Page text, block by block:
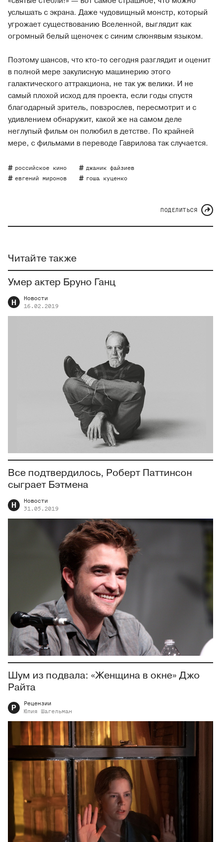
услышать с экрана. Даже чудовищный монстр, который
угрожает существованию Вселенной, выглядит как
огромный белый щеночек с синим слюнявым языком.
Поэтому шансов, что кто-то сегодня разглядит и оценит
в полной мере закулисную машинерию этого
галактического аттракциона, не так уж велики. И не
самый плохой исход для проекта, если годы спустя
благодарный зритель, повзрослев, пересмотрит и с
удивлением обнаружит, какой же на самом деле
неглупый фильм он полюбил в детстве. По крайней
мере, с фильмами в переводе Гаврилова так случается.
российское кино
джаник файзиев
евгений миронов
гоша куценко
ПОДЕЛИТЬСЯ
Читайте также
Умер актер Бруно Ганц
Н
Новости
16.02.2019
Все подтвердилось, Роберт Паттинсон
сыграет Бэтмена
Н
Новости
31.05.2019
Шум из подвала: «Женщина в окне» Джо
Райта
Р
Рецензии
Юлия
Шагельман